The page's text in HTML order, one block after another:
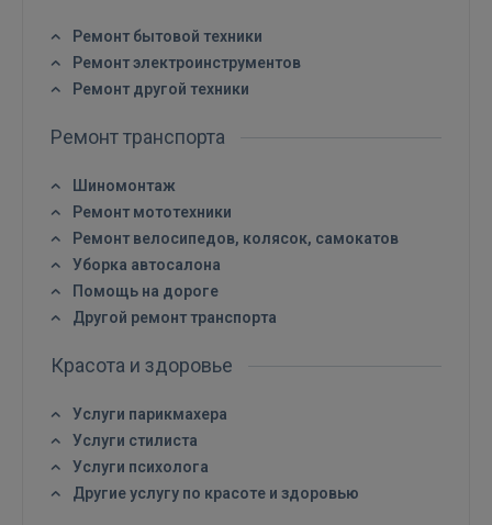
Ремонт бытовой техники
Ремонт электроинструментов
Ремонт другой техники
Ремонт транспорта
Шиномонтаж
Ремонт мототехники
Ремонт велосипедов, колясок, самокатов
Уборка автосалона
Помощь на дороге
Другой ремонт транспорта
Красота и здоровье
Услуги парикмахера
Услуги стилиста
Услуги психолога
Другие услугу по красоте и здоровью